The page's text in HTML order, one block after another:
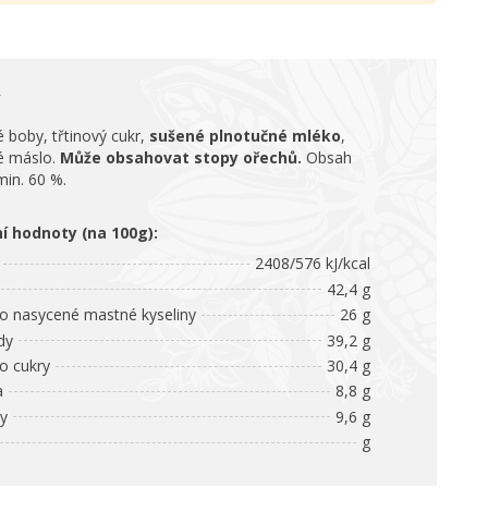
boby, třtinový cukr, sušené plnotučné mléko,
máslo. Může obsahovat stopy ořechů. Obsah
60 %.
hodnoty (na 100g):
2408/576 kJ/kcal
42,4 g
mastné kyseliny
26 g
39,2 g
30,4 g
8,8 g
9,6 g
g